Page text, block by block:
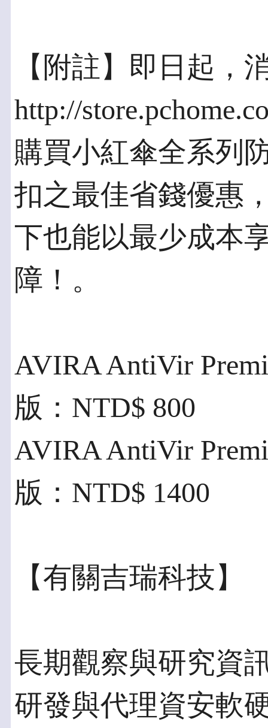
【附註】即日起，
http://
購買小紅傘全系列
扣之最佳省錢優惠
下也能以最少成本
障！。
AVIRA AntiVir
版：NTD$ 800
AVIRA AntiVir
版：NTD$ 1400
【有關吉瑞科技】
長期觀察與研究資
研發與代理資安軟